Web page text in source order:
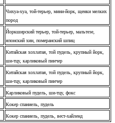
Чихуа-хуа, той-терьер, мини-йорк, щенки мелких
пород
Йоркширский терьер, той-терьер, мальтезе,
японский хин, померанский шпиц
Китайская хохлатая, той пудель, крупный йорк,
ши-тцу, карликовый пинчер
Китайская хохлатая, той пудель, крупный йорк,
ши-тцу, карликовый пинчер
Карликовый пудель, ши-тцу, фокс
Кокер спаниель, пудель
Кокер спаниель, пудель, вест-хайленд